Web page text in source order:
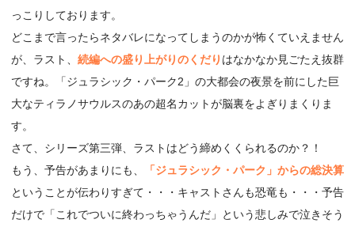
っこりしております。
どこまで言ったらネタバレになってしまうのかが怖くていえません
が、ラスト、 続編への盛り上がりのくだり はなかなか見ごたえ抜群
ですね。「ジュラシック・パーク2」の大都会の夜景を前にした巨
大なティラノサウルスのあの超名カットが脳裏をよぎりまくりま
す。
さて、シリーズ第三弾、ラストはどう締めくくられるのか？！
もう、予告があまりにも、
「ジュラシック・パーク」からの総決算
ということが伝わりすぎて・・・キャストさんも恐竜も・・・予告
だけで「これでついに終わっちゃうんだ」という悲しみで泣きそう